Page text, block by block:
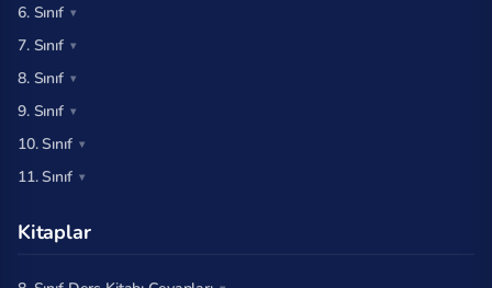
6. Sınıf
7. Sınıf
8. Sınıf
9. Sınıf
10. Sınıf
11. Sınıf
Kitaplar